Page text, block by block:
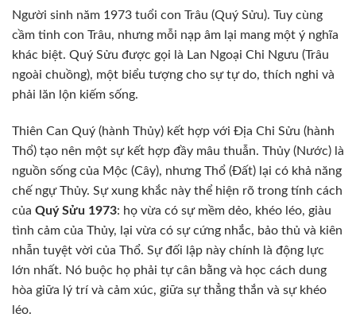
Người sinh năm 1973 tuổi con Trâu (Quý Sửu). Tuy cùng
cầm tinh con Trâu, nhưng mỗi nạp âm lại mang một ý nghĩa
khác biệt. Quý Sửu được gọi là Lan Ngoại Chi Ngưu (Trâu
ngoài chuồng), một biểu tượng cho sự tự do, thích nghi và
phải lăn lộn kiếm sống.
Thiên Can Quý (hành Thủy) kết hợp với Địa Chi Sửu (hành
Thổ) tạo nên một sự kết hợp đầy mâu thuẫn. Thủy (Nước) là
nguồn sống của Mộc (Cây), nhưng Thổ (Đất) lại có khả năng
chế ngự Thủy. Sự xung khắc này thể hiện rõ trong tính cách
của Quý Sửu 1973: họ vừa có sự mềm dẻo, khéo léo, giàu
tình cảm của Thủy, lại vừa có sự cứng nhắc, bảo thủ và kiên
nhẫn tuyệt vời của Thổ. Sự đối lập này chính là động lực
lớn nhất. Nó buộc họ phải tự cân bằng và học cách dung
hòa giữa lý trí và cảm xúc, giữa sự thẳng thắn và sự khéo
léo.